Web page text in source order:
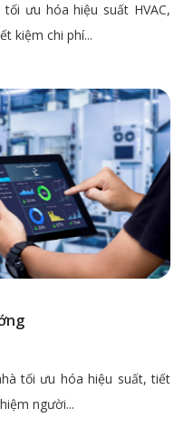
ưu hóa hiệu suất HVAC,
kiệm chi phí...
tối ưu hóa hiệu suất, tiết
người...